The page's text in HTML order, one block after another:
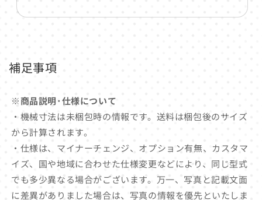
補足事項
※商品説明･仕様について
・機械寸法は未梱包時の情報です。送料は梱包後のサイズ
から計算されます。
・仕様は、マイナーチェンジ、オプション有無、カスタマ
イズ、国や地域に合わせた仕様変更などにより、同じ型式
でも多少異なる場合がございます。万一、写真と記載文面
に差異がありました場合は、写真の情報を優先といたしま